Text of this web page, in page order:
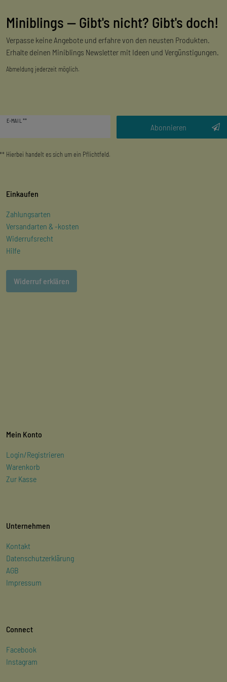
Miniblings — Gibt's nicht? Gibt's doch!
Verpasse keine Angebote und erfahre von den neusten Produkten.
Erhalte deinen Miniblings Newsletter mit Ideen und Vergünstigungen.
Abmeldung jederzeit möglich.
E-MAIL **
Abonnieren
** Hierbei handelt es sich um ein Pflichtfeld.
Einkaufen
Zahlungsarten
Versandarten & -kosten
Widerrufsrecht
Hilfe
Widerruf erklären
Mein Konto
Login/Registrieren
Warenkorb
Zur Kasse
Unternehmen
Kontakt
Datenschutzerklärung
AGB
Impressum
Connect
Facebook
Instagram